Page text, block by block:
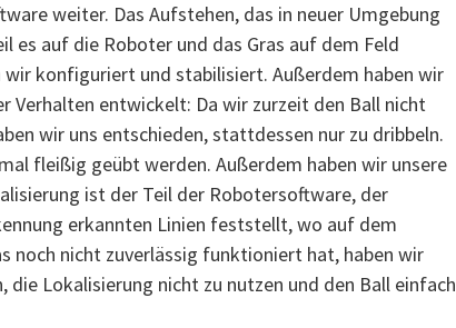
weiter. Das Aufstehen, das in neuer Umgebung
auf die Roboter und das Gras auf dem Feld
wir konfiguriert und stabilisiert. Außerdem haben wir
Verhalten entwickelt: Da wir zurzeit den Ball nicht
wir uns entschieden, stattdessen nur zu dribbeln.
fleißig geübt werden. Außerdem haben wir unsere
ist der Teil der Robotersoftware, der
erkannten Linien feststellt, wo auf dem
noch nicht zuverlässig funktioniert hat, haben wir
die Lokalisierung nicht zu nutzen und den Ball einfach